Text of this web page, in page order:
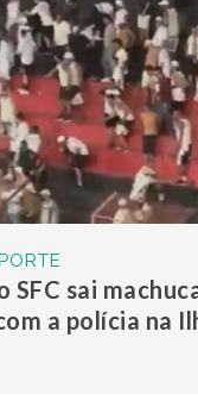
SFC sai
a polícia na